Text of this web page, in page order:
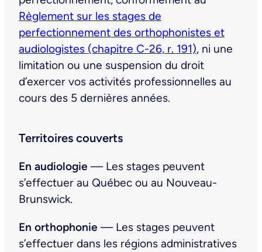
Règlement sur les stages de
perfectionnement des orthophonistes et
audiologistes (chapitre C-26, r. 191), ni une
limitation ou une suspension du droit
d’exercer vos activités professionnelles au
cours des 5 dernières années.
Territoires couverts
En audiologie — Les stages peuvent
s’effectuer au Québec ou au Nouveau-
Brunswick.
En orthophonie — Les stages peuvent
s’effectuer dans les régions administratives